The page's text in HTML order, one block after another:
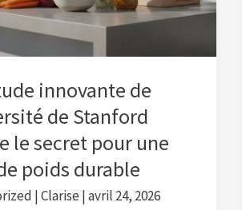
innovante de
de Stanford
le secret pour une
poids durable
|Clarise |avril 24, 2026